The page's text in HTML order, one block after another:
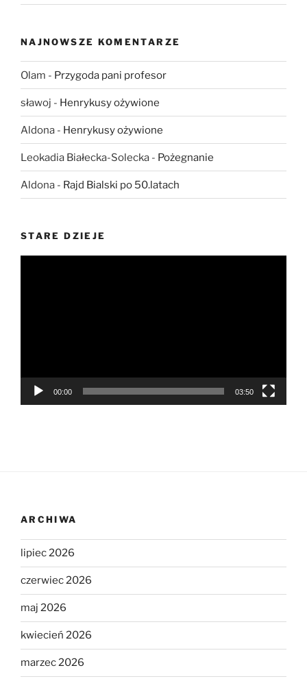
NAJNOWSZE KOMENTARZE
Olam - Przygoda pani profesor
sławoj - Henrykusy ożywione
Aldona - Henrykusy ożywione
Leokadia Białecka-Solecka - Pożegnanie
Aldona - Rajd Bialski po 50.latach
STARE DZIEJE
00:00 03:50
ARCHIWA
lipiec 2026
czerwiec 2026
maj 2026
kwiecień 2026
marzec 2026